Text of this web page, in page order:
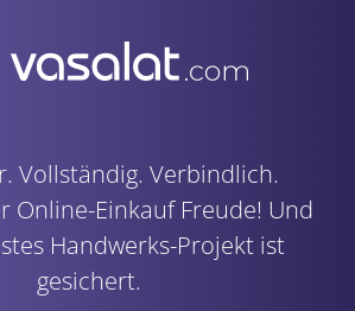
Vollständig. Verbindlich.
Online-Einkauf Freude! Und
Handwerks-Projekt ist
gesichert.